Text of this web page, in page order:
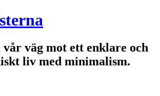
vår väg mot ett enklare och
liv med minimalism.